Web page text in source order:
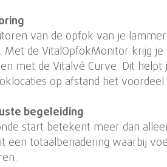
van de opfok van je
Met de VitalOpfokMonitor krijg
met de Vitalvé Curve. Dit
op afstand het
begeleiding
start betekent meer dan
een totaalbenadering waarbij